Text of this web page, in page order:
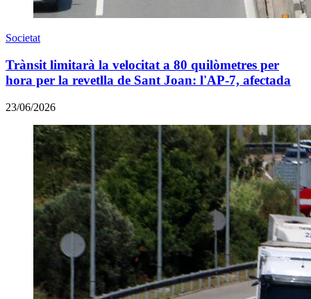
Societat
Trànsit limitarà la velocitat a 80 quilòmetres per
hora per la revetlla de Sant Joan: l'AP-7, afectada
23/06/2026